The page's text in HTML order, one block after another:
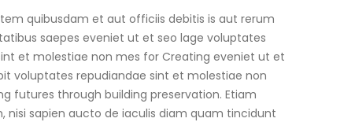
quibusdam et aut officiis debitis is aut rerum
saepes eveniet ut et seo lage voluptates
et molestiae non mes for Creating eveniet ut et
voluptates repudiandae sint et molestiae non
futures through building preservation. Etiam
nisi sapien aucto de iaculis diam quam tincidunt